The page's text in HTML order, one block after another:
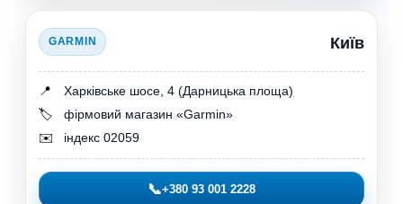
GARMIN Київ
📍
Харківське шосе, 4 (Дарницька площа)
🏷️
фірмовий магазин «Garmin»
✉️
індекс 02059
📞+380 93 001 2228